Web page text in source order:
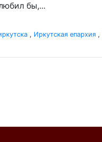
бы,...
, Иркутская епархия ,